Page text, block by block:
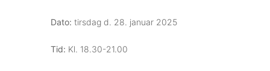
Dato: tirsdag d. 28. januar 2025
Tid: Kl. 18.30-21.00